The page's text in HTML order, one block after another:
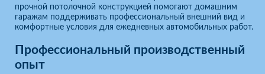
прочной потолочной конструкцией помогают домашним
гаражам поддерживать профессиональный внешний вид и
комфортные условия для ежедневных автомобильных работ.
Профессиональный производственный
опыт